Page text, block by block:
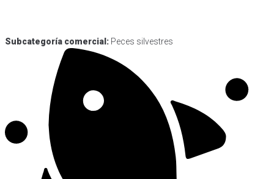
Subcategoría comercial: Peces silvestres